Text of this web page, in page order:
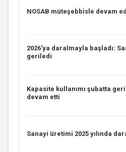
NOSAB müteşebbisle devam
2026'ya daralmayla başladı:
geriledi
Kapasite kullanımı şubatta
devam etti
Sanayi üretimi 2025 yılında